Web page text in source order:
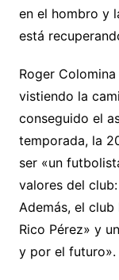
en el hombro y
está
Roger Colomina
vistiendo la
conseguido el
temporada, la
ser «un
valores del club:
Además, el
Rico Pérez» y
y por el futuro».